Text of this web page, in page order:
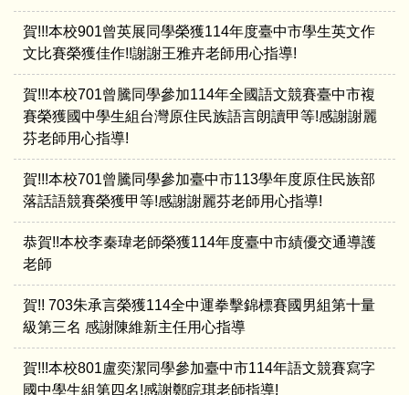
賀!!!本校901曾英展同學榮獲114年度臺中市學生英文作
文比賽榮獲佳作!!謝謝王雅卉老師用心指導!
賀!!!本校701曾騰同學參加114年全國語文競賽臺中市複
賽榮獲國中學生組台灣原住民族語言朗讀甲等!感謝謝麗
芬老師用心指導!
賀!!!本校701曾騰同學參加臺中市113學年度原住民族部
落話語競賽榮獲甲等!感謝謝麗芬老師用心指導!
恭賀!!本校李秦瑋老師榮獲114年度臺中市績優交通導護
老師
賀!! 703朱承言榮獲114全中運拳擊錦標賽國男組第十量
級第三名 感謝陳維新主任用心指導
賀!!!本校801盧奕潔同學參加臺中市114年語文競賽寫字
國中學生組第四名!感謝鄭睆琪老師指導!